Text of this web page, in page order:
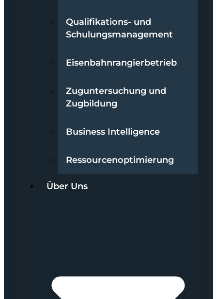
Qualifikations- und
Schulungsmanagement
Eisenbahnrangierbetrieb
Zuguntersuchung und
Zugbildung
Business Intelligence
Ressourcenoptimierung
Über Uns